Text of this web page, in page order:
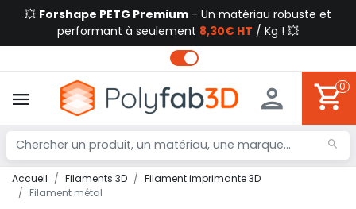
💥 Forshape PETG Premium - Un matériau robuste et
performant à seulement 8,30€ HT / Kg ! 💥
0
Accueil Filaments 3D
Filament imprimante 3D
Filament métal